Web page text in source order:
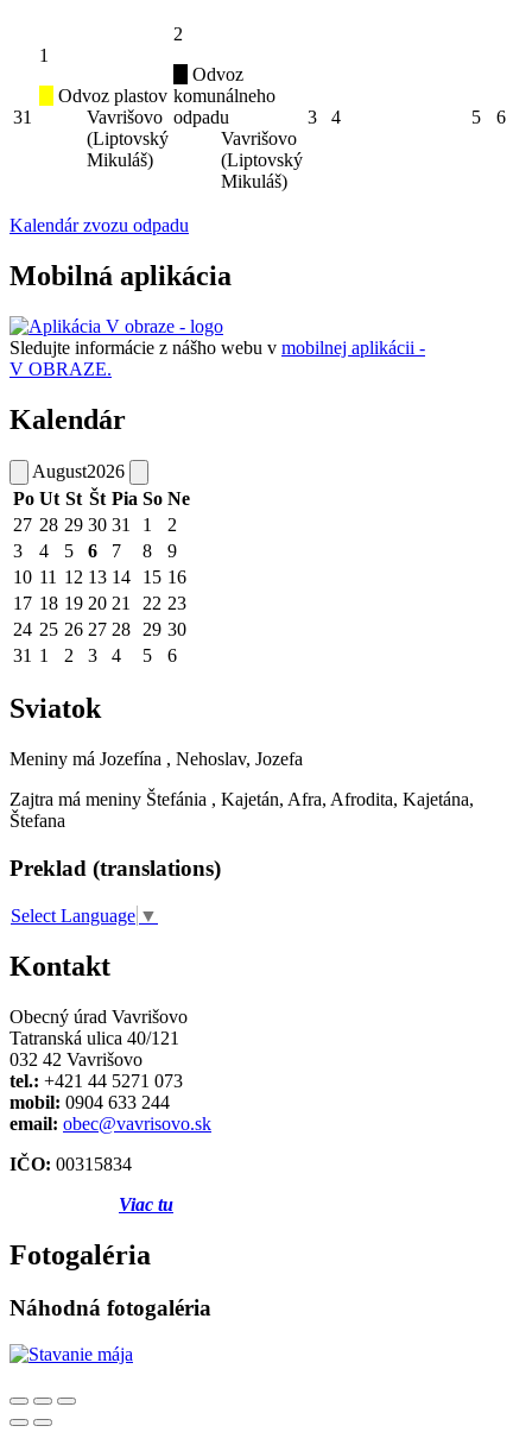
31
1
Odvoz plastov
Vavrišovo
(Liptovský
Mikuláš)
2
Odvoz
komunálneho
odpadu
Vavrišovo
(Liptovský
Mikuláš)
3 4 5 6
Kalendár zvozu odpadu
Mobilná aplikácia
Sledujte informácie z nášho webu v mobilnej aplikácii -
V OBRAZE.
Kalendár
August2026
Po Ut St Št Pia So Ne
27 28 29 30 31 1
2
3
4 5 6 7 8
9
10 11 12 13 14 15 16
17 18 19 20 21 22 23
24 25 26 27 28 29 30
31 1 2 3 4 5 6
Sviatok
Meniny má Jozefína , Nehoslav, Jozefa
Zajtra má meniny Štefánia , Kajetán, Afra, Afrodita, Kajetána,
Štefana
Preklad (translations)
Select Language ▼
Kontakt
Obecný úrad Vavrišovo
Tatranská ulica 40/121
032 42 Vavrišovo
tel.: +421 44 5271 073
mobil: 0904 633 244
email: obec@vavrisovo.sk
IČO: 00315834
Viac tu
Fotogaléria
Náhodná fotogaléria